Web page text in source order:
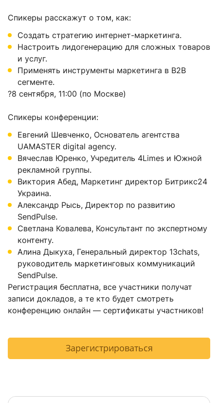
Спикеры расскажут о том, как:
Создать стратегию интернет-маркетинга.
Настроить лидогенерацию для сложных товаров
и услуг.
Применять инструменты маркетинга в B2B
сегменте.
?8 сентября, 11:00 (по Москве)
Спикеры конференции:
Евгений Шевченко, Основатель агентства
UAMASTER digital agency.
Вячеслав Юренко, Учредитель 4Limes и Южной
рекламной группы.
Виктория Абед, Маркетинг директор Битрикс24
Украина.
Александр Рысь, Директор по развитию
SendPulse.
Светлана Ковалева, Консультант по экспертному
контенту.
Алина Дыкуха, Генеральный директор 13chats,
руководитель маркетинговых коммуникаций
SendPulse.
Регистрация бесплатна, все участники получат
записи докладов, а те кто будет смотреть
конференцию онлайн — сертификаты участников!
Зарегистрироваться